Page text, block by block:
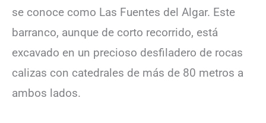
se conoce como Las Fuentes del Algar. Este
barranco, aunque de corto recorrido, está
excavado en un precioso desfiladero de rocas
calizas con catedrales de más de 80 metros a
ambos lados.